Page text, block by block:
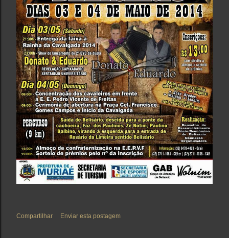
Compartilhar Enviar esta postagem